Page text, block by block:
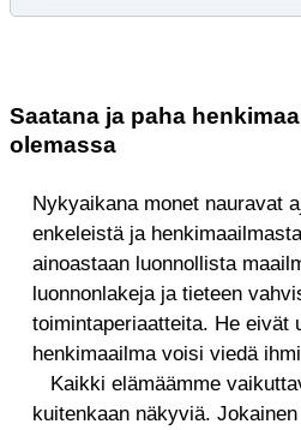
Saatana ja paha
olemassa
Nykyaikana monet nauravat
enkeleistä ja
ainoastaan luonnollista
luonnonlakeja ja tieteen
toimintaperiaatteita. He eivät
henkimaailma voisi viedä
Kaikki elämäämme
kuitenkaan näkyviä.